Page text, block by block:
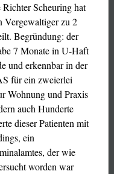
Richter Scheuring hat
Vergewaltiger zu 2
Begründung: der
7 Monate in U-Haft
und erkennbar in der
für ein zweierlei
Wohnung und Praxis
auch Hunderte
dieser Patienten mit
ein
der wie
worden war